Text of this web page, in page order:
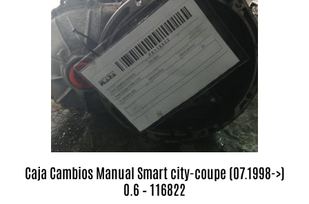
Caja Cambios Manual Smart city-coupe (07.1998->)
0.6 – 116822